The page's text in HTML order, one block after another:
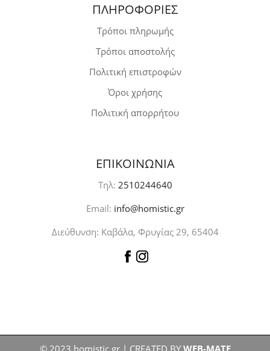
ΠΛΗΡΟΦΟΡΙΕΣ
Τρόποι πληρωμής
Τρόποι αποστολής
Πολιτική επιστροφών
Όροι χρήσης
Πολιτική απορρήτου
ΕΠΙΚΟΙΝΩΝΙΑ
Τηλ: 2510244640
Email: info@homistic.gr
Διεύθυνση: Καβάλα, Φρυγίας 29, 65404
© 2023 homistic.gr | CREATED BY WEB-MATE